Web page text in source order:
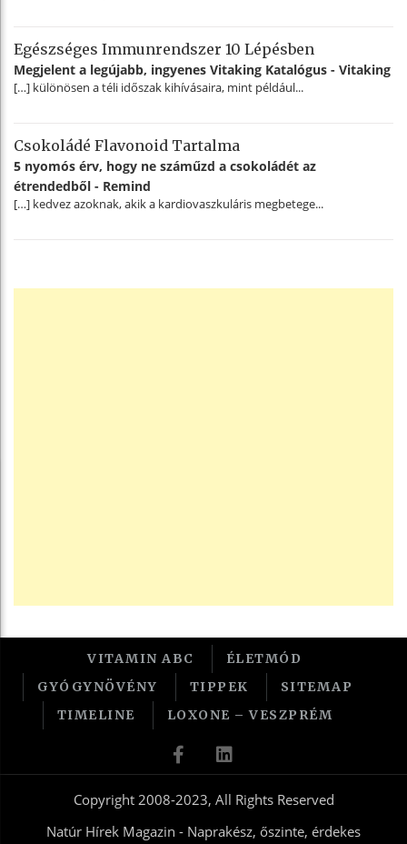
Egészséges Immunrendszer 10 Lépésben
Megjelent a legújabb, ingyenes Vitaking Katalógus - Vitaking
[…] különösen a téli időszak kihívásaira, mint például...
Csokoládé Flavonoid Tartalma
5 nyomós érv, hogy ne száműzd a csokoládét az
étrendedből - Remind
[…] kedvez azoknak, akik a kardiovaszkuláris megbetege...
VITAMIN ABC
ÉLETMÓD
GYÓGYNÖVÉNY
TIPPEK
SITEMAP
TIMELINE
LOXONE – VESZPRÉM
Copyright 2008-2023, All Rights Reserved
Natúr Hírek Magazin - Naprakész, őszinte, érdekes